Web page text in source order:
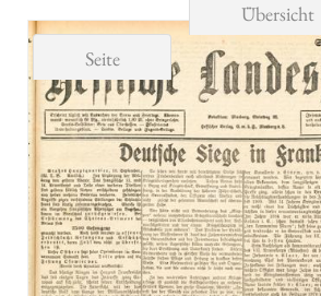
Übersicht
Seite